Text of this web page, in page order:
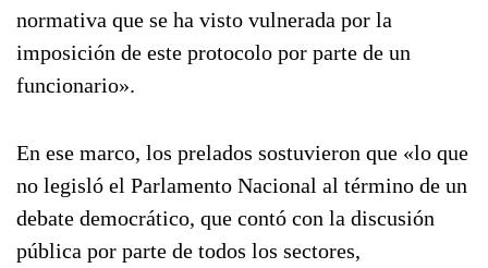
normativa que se ha visto vulnerada por la
imposición de este protocolo por parte de un
funcionario».
En ese marco, los prelados sostuvieron que «lo que
no legisló el Parlamento Nacional al término de un
debate democrático, que contó con la discusión
pública por parte de todos los sectores,